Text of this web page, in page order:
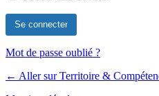
Mot de passe oublié ?
← Aller sur Territoire &